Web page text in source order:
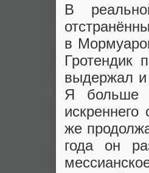
В
в
Гротендик
выдержал
Я больше
же
года он